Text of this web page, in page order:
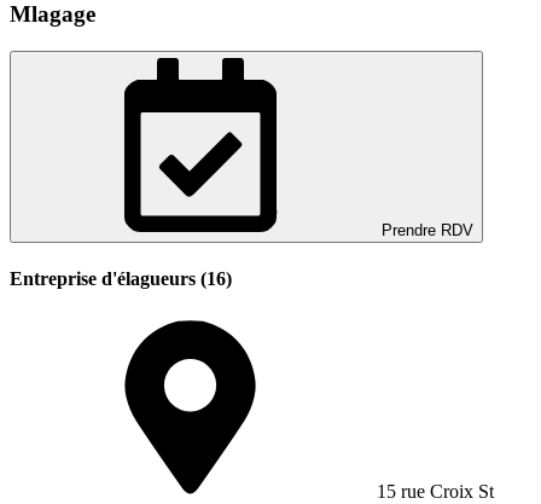
Mlagage
Prendre RDV
Entreprise d'élagueurs (16)
15 rue Croix St